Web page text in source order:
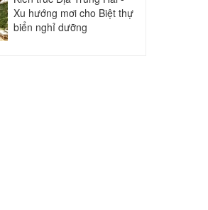
Xu hướng mơi cho Biệt thự
biển nghỉ dưỡng